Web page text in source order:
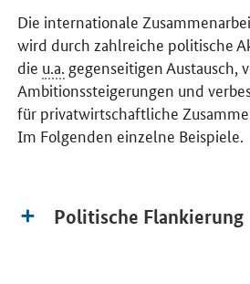
Die internationale
wird durch zahlreiche politische
die u.a. gegenseitigen Austausch,
Ambitionssteigerungen und
für privatwirtschaftliche
Im Folgenden einzelne Beispiele.
Politische Flankierung